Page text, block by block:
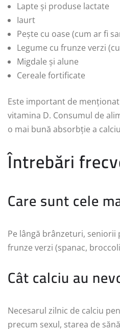
Lapte și produse lactate
Iaurt
Pește cu oase (cum ar fi
Legume cu frunze verzi
Migdale și alune
Cereale fortificate
Este important de
vitamina D. Consumul de
o mai bună absorbție a
Întrebări
Care sunt cele
Pe lângă brânzeturi,
frunze verzi (spanac,
Cât calciu au
Necesarul zilnic de calciu
precum sexul, starea de